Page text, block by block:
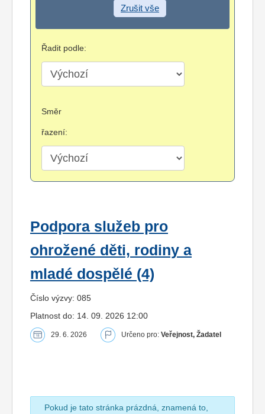
Zrušit vše
Řadit podle:
Směr
řazení:
Podpora služeb pro
ohrožené děti, rodiny a
mladé dospělé (4)
Číslo výzvy: 085
Platnost do: 14. 09. 2026 12:00
29. 6. 2026 Určeno pro: Veřejnost, Žadatel
Pokud je tato stránka prázdná, znamená to,